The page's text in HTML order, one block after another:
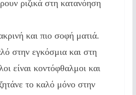
ριζικά στη κατανόηση
και πιο σοφή ματιά.
στην εγκόσμια και στη
είναι κοντόφθαλμοι και
το καλό μόνο στην